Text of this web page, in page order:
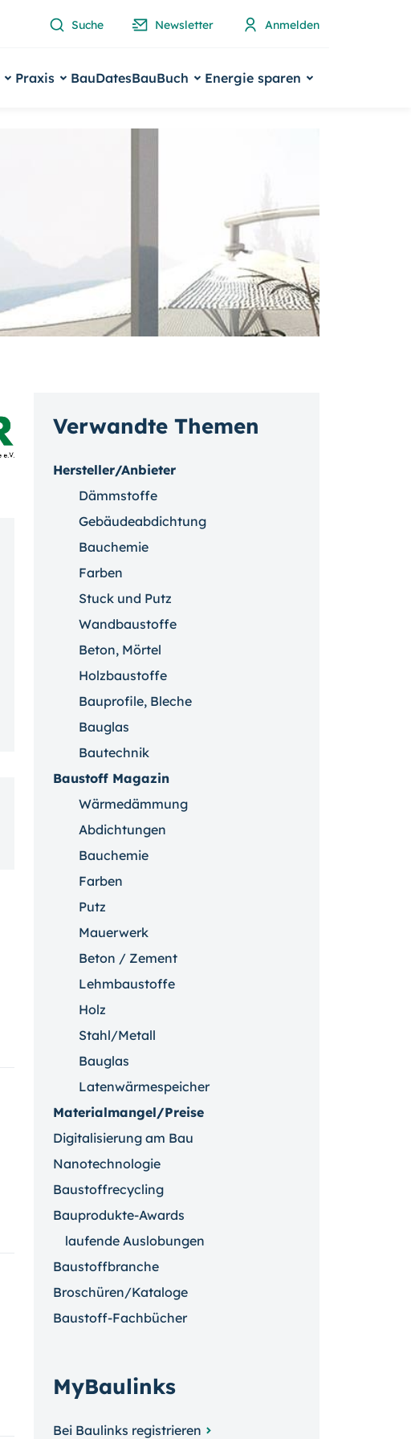
Suche Newsletter Anmelden
Praxis BauDatesBauBuch Energie sparen
Verwandte Themen
Hersteller/Anbieter
Dämmstoffe
Gebäudeabdichtung
Bauchemie
Farben
Stuck und Putz
Wandbaustoffe
Beton, Mörtel
Holzbaustoffe
Bauprofile, Bleche
Bauglas
Bautechnik
Baustoff Magazin
Wärmedämmung
Abdichtungen
Bauchemie
Farben
Putz
Mauerwerk
Beton / Zement
Lehmbaustoffe
Holz
Stahl/Metall
Bauglas
Latenwärmespeicher
Materialmangel/Preise
Digitalisierung am Bau
Nanotechnologie
Baustoffrecycling
Bauprodukte-Awards
laufende Auslobungen
Baustoffbranche
Broschüren/Kataloge
Baustoff-Fachbücher
MyBaulinks
Bei Baulinks registrieren